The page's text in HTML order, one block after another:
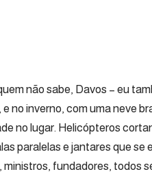
não sabe, Davos – eu
no inverno, com uma neve
no lugar. Helicópteros
paralelas e jantares que
fundadores, todos